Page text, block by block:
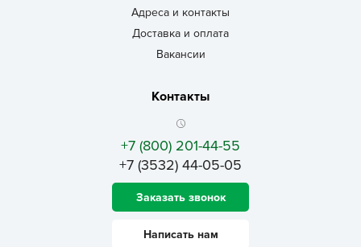
Адреса и контакты
Доставка и оплата
Вакансии
Контакты
+7 (800) 201-44-55
+7 (3532) 44-05-05
Заказать звонок
Написать нам